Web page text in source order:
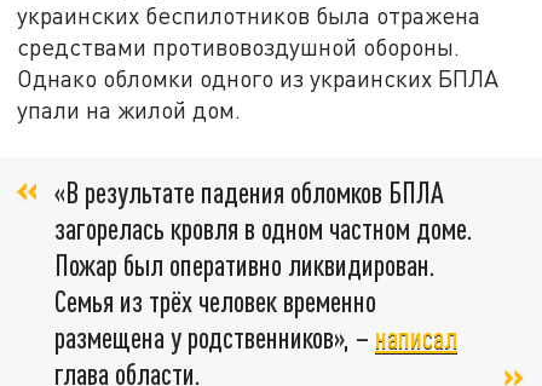
украинских беспилотников была отражена
средствами противовоздушной обороны.
Однако обломки одного из украинских БПЛА
упали на жилой дом.
«В результате падения обломков БПЛА
загорелась кровля в одном частном доме.
Пожар был оперативно ликвидирован.
Семья из трёх человек временно
размещена у родственников», – написал
глава области.